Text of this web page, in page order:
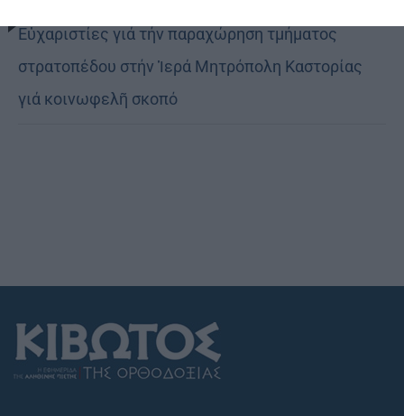
Εὐχαριστίες γιά τήν παραχώρηση τμήματος
στρατοπέδου στήν Ἱερά Μητρόπολη Καστορίας
γιά κοινωφελῆ σκοπό